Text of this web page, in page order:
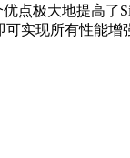
点极大地提高了
实现所有性能增